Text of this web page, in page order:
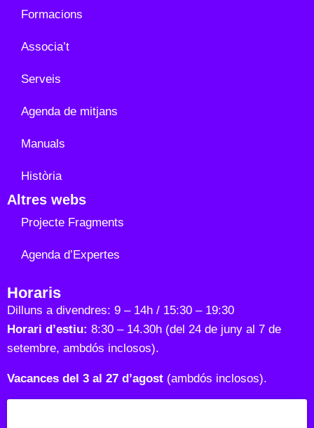
Formacions
Associa’t
Serveis
Agenda de mitjans
Manuals
Història
Altres webs
Projecte Fragments
Agenda d’Expertes
Horaris
Dilluns a divendres: 9 – 14h / 15:30 – 19:30
Horari d’estiu: 8:30 – 14.30h (del 24 de juny al 7 de
setembre, ambdós inclosos).
Vacances del 3 al 27 d’agost (ambdós inclosos).